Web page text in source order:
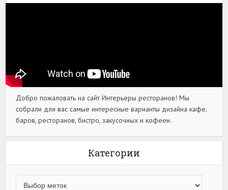
Добро пожаловать на сайт Интерьеры ресторанов! Мы
собрали для вас самые интересные варианты дизайна кафе,
баров, ресторанов, бистро, закусочных и кофеен.
Категории